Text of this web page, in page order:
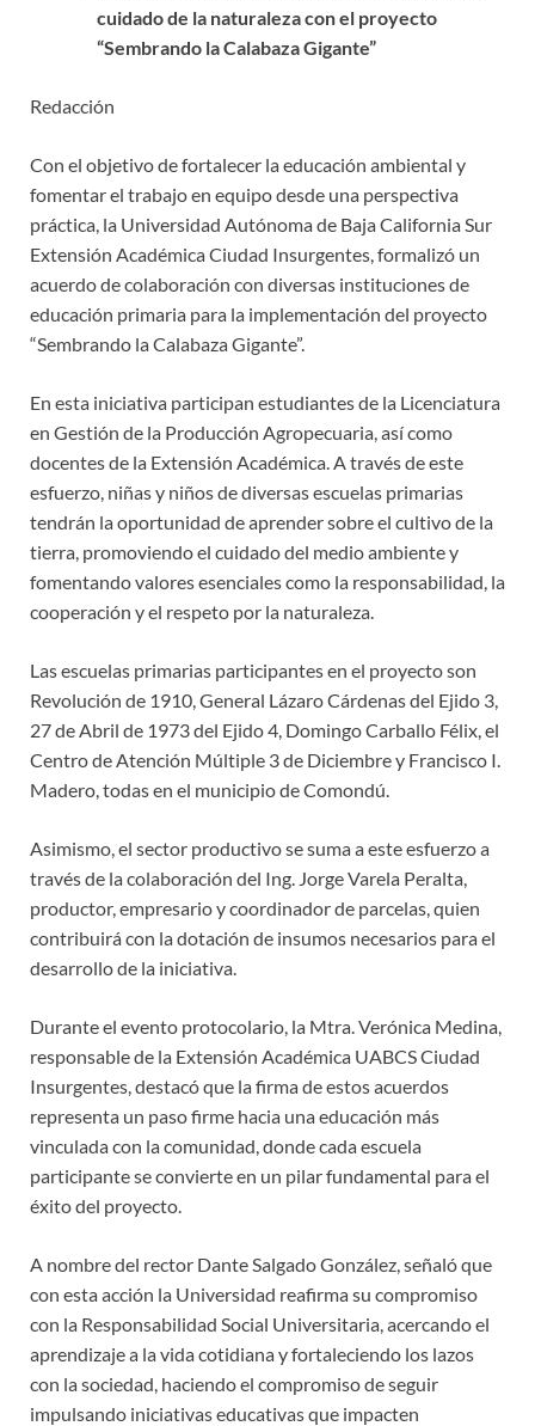
cuidado de la naturaleza con el proyecto
“Sembrando la Calabaza Gigante”
Redacción
Con el objetivo de fortalecer la educación ambiental y
fomentar el trabajo en equipo desde una perspectiva
práctica, la Universidad Autónoma de Baja California Sur
Extensión Académica Ciudad Insurgentes, formalizó un
acuerdo de colaboración con diversas instituciones de
educación primaria para la implementación del proyecto
“Sembrando la Calabaza Gigante”.
En esta iniciativa participan estudiantes de la Licenciatura
en Gestión de la Producción Agropecuaria, así como
docentes de la Extensión Académica. A través de este
esfuerzo, niñas y niños de diversas escuelas primarias
tendrán la oportunidad de aprender sobre el cultivo de la
tierra, promoviendo el cuidado del medio ambiente y
fomentando valores esenciales como la responsabilidad, la
cooperación y el respeto por la naturaleza.
Las escuelas primarias participantes en el proyecto son
Revolución de 1910, General Lázaro Cárdenas del Ejido 3,
27 de Abril de 1973 del Ejido 4, Domingo Carballo Félix, el
Centro de Atención Múltiple 3 de Diciembre y Francisco I.
Madero, todas en el municipio de Comondú.
Asimismo, el sector productivo se suma a este esfuerzo a
través de la colaboración del Ing. Jorge Varela Peralta,
productor, empresario y coordinador de parcelas, quien
contribuirá con la dotación de insumos necesarios para el
desarrollo de la iniciativa.
Durante el evento protocolario, la Mtra. Verónica Medina,
responsable de la Extensión Académica UABCS Ciudad
Insurgentes, destacó que la firma de estos acuerdos
representa un paso firme hacia una educación más
vinculada con la comunidad, donde cada escuela
participante se convierte en un pilar fundamental para el
éxito del proyecto.
A nombre del rector Dante Salgado González, señaló que
con esta acción la Universidad reafirma su compromiso
con la Responsabilidad Social Universitaria, acercando el
aprendizaje a la vida cotidiana y fortaleciendo los lazos
con la sociedad, haciendo el compromiso de seguir
impulsando iniciativas educativas que impacten